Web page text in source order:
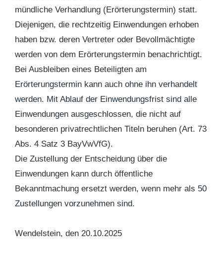
mündliche Verhandlung (Erörterungstermin) statt.
Diejenigen, die rechtzeitig Einwendungen erhoben
haben bzw. deren Vertreter oder Bevollmächtigte
werden von dem Erörterungstermin benachrichtigt.
Bei Ausbleiben eines Beteiligten am
Erörterungstermin kann auch ohne ihn verhandelt
werden. Mit Ablauf der Einwendungsfrist sind alle
Einwendungen ausgeschlossen, die nicht auf
besonderen privatrechtlichen Titeln beruhen (Art. 73
Abs. 4 Satz 3 BayVwVfG).
Die Zustellung der Entscheidung über die
Einwendungen kann durch öffentliche
Bekanntmachung ersetzt werden, wenn mehr als 50
Zustellungen vorzunehmen sind.
Wendelstein, den 20.10.2025